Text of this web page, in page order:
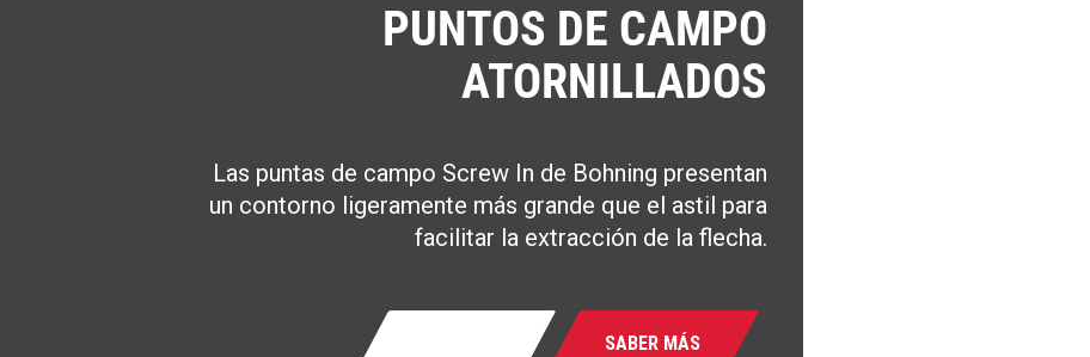
PUNTOS DE CAMPO
ATORNILLADOS
Las puntas de campo Screw In de Bohning presentan
un contorno ligeramente más grande que el astil para
facilitar la extracción de la flecha.
SABER MÁS